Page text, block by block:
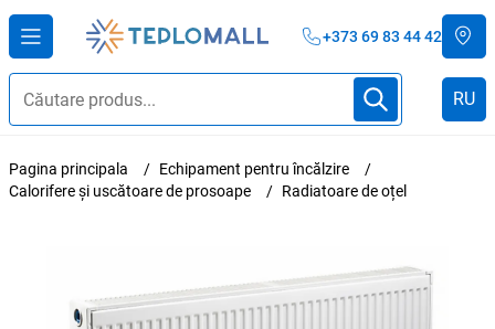
+373 69 83 44 42
RU
Pagina principala
Echipament pentru încălzire
Calorifere și uscătoare de prosoape
Radiatoare de oțel